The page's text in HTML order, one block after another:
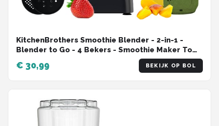
KitchenBrothers Smoothie Blender - 2-in-1 -
Blender to Go - 4 Bekers - Smoothie Maker To
€ 30,99 BEKIJK OP BOL